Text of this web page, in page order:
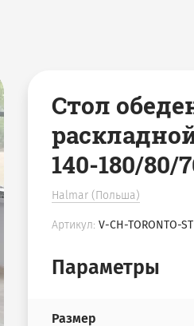
Стол
140-180/80/
Halmar (Польша)
Артикул: V-CH-TORONTO-ST
Параметры
Размер